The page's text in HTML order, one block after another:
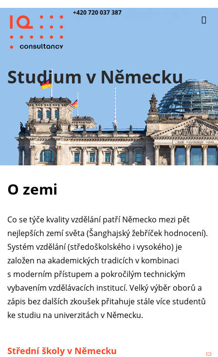
+420 720 037 387
Studium v Německu
O zemi
Co se týče kvality vzdělání patří Německo mezi pět
nejlepších zemí světa (Šanghajský žebříček hodnocení).
Systém vzdělání (středoškolského i vysokého) je
založen na akademických tradicích v kombinaci
s moderním přístupem a pokročilým technickým
vybavením vzdělávacích institucí. Velký výběr oborů a
zápis bez dalších zkoušek přitahuje stále více studentů
ke studiu na univerzitách v Německu.
Střední školy v Německu